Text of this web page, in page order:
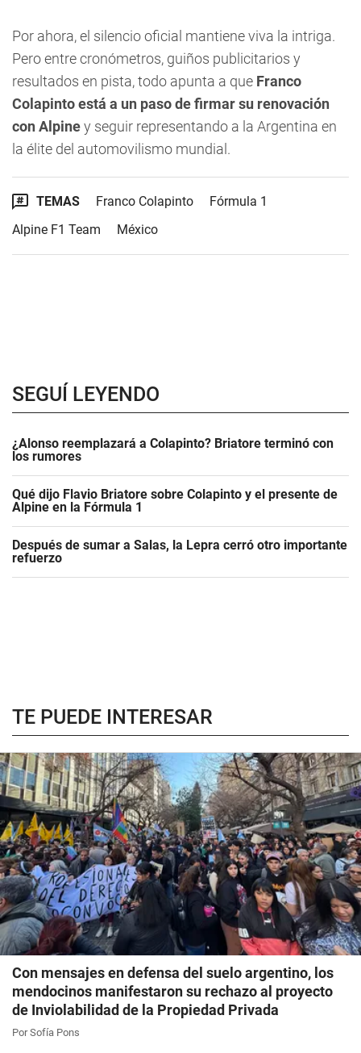
Por ahora, el silencio oficial mantiene viva la intriga.
Pero entre cronómetros, guiños publicitarios y
resultados en pista, todo apunta a que Franco
Colapinto está a un paso de firmar su renovación
con Alpiney seguir representando a la Argentina en
la élite del automovilismo mundial.
TEMAS Franco Colapinto
Fórmula 1
Alpine F1 Team
México
SEGUÍ LEYENDO
¿Alonso reemplazará a Colapinto? Briatore terminó con
los rumores
Qué dijo Flavio Briatore sobre Colapinto y el presente de
Alpine en la Fórmula 1
Después de sumar a Salas, la Lepra cerró otro importante
refuerzo
TE PUEDE INTERESAR
Con mensajes en defensa del suelo argentino, los
mendocinos manifestaron su rechazo al proyecto
de Inviolabilidad de la Propiedad Privada
Por Sofía Pons